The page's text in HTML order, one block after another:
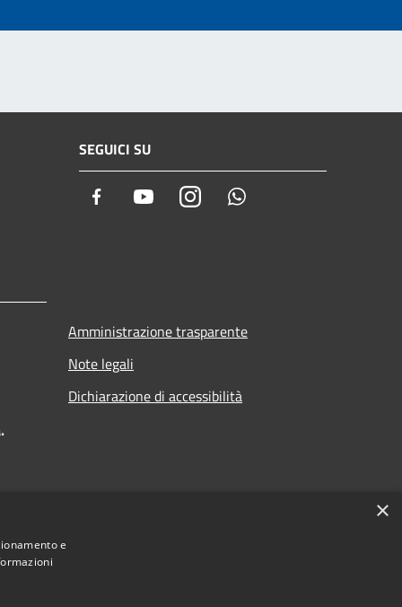
SEGUICI SU
Facebook YoutubeInstagram
Amministrazione trasparente
Note legali
Dichiarazione di accessibilità
×
e